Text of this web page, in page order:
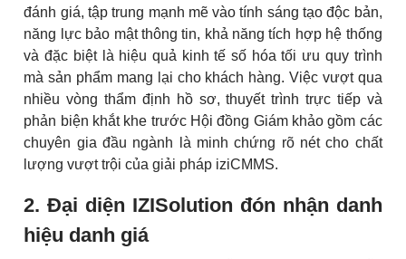
đánh giá, tập trung mạnh mẽ vào tính sáng tạo độc bản,
năng lực bảo mật thông tin, khả năng tích hợp hệ thống
và đặc biệt là hiệu quả kinh tế số hóa tối ưu quy trình
mà sản phẩm mang lại cho khách hàng. Việc vượt qua
nhiều vòng thẩm định hồ sơ, thuyết trình trực tiếp và
phản biện khắt khe trước Hội đồng Giám khảo gồm các
chuyên gia đầu ngành là minh chứng rõ nét cho chất
lượng vượt trội của giải pháp iziCMMS.
2. Đại diện IZISolution đón nhận danh
hiệu danh giá